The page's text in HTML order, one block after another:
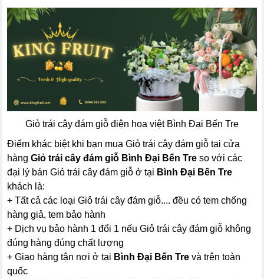
Giỏ trái cây đám giỗ điện hoa việt Bình Đại Bến Tre
Điểm khác biệt khi bạn mua Giỏ trái cây đám giỗ tại cửa
hàngGiỏ trái cây đám giỗ Bình Đại Bến Tre so với các
đại lý bán Giỏ trái cây đám giỗ ở tại Bình Đại Bến Tre
khách là:
+ Tất cả các loại Giỏ trái cây đám giỗ.... đều có tem chống
hàng giả, tem bảo hành
+ Dịch vụ bảo hành 1 đổi 1 nếu Giỏ trái cây đám giỗ không
đúng hàng đúng chất lượng
+ Giao hàng tận nơi ở tại Bình Đại Bến Tre và trên toàn
quốc